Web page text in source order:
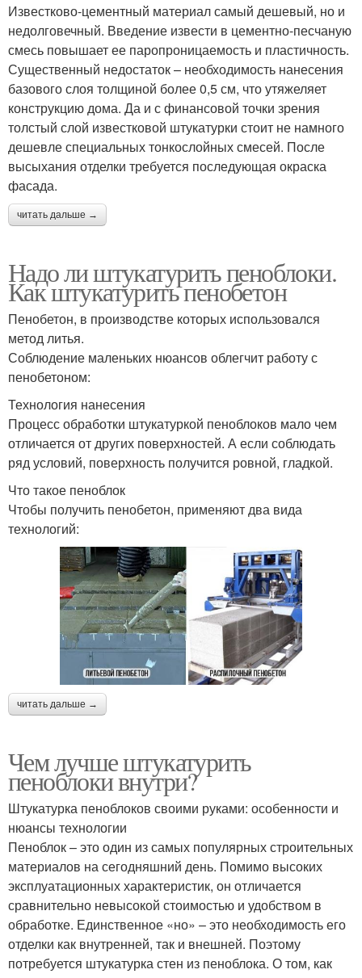
Известково-цементный материал самый дешевый, но и
недолговечный. Введение извести в цементно-песчаную
смесь повышает ее паропроницаемость и пластичность.
Существенный недостаток – необходимость нанесения
базового слоя толщиной более 0,5 см, что утяжеляет
конструкцию дома. Да и с финансовой точки зрения
толстый слой известковой штукатурки стоит не намного
дешевле специальных тонкослойных смесей. После
высыхания отделки требуется последующая окраска
фасада.
читать дальше →
Надо ли штукатурить пеноблоки.
Как штукатурить пенобетон
Пенобетон, в производстве которых использовался
метод литья.
Соблюдение маленьких нюансов облегчит работу с
пенобетоном:
Технология нанесения
Процесс обработки штукатуркой пеноблоков мало чем
отличается от других поверхностей. А если соблюдать
ряд условий, поверхность получится ровной, гладкой.
Что такое пеноблок
Чтобы получить пенобетон, применяют два вида
технологий:
читать дальше →
Чем лучше штукатурить
пеноблоки внутри?
Штукатурка пеноблоков своими руками: особенности и
нюансы технологии
Пеноблок – это один из самых популярных строительных
материалов на сегодняшний день. Помимо высоких
эксплуатационных характеристик, он отличается
сравнительно невысокой стоимостью и удобством в
обработке. Единственное «но» – это необходимость его
отделки как внутренней, так и внешней. Поэтому
потребуется штукатурка стен из пеноблока. О том, как